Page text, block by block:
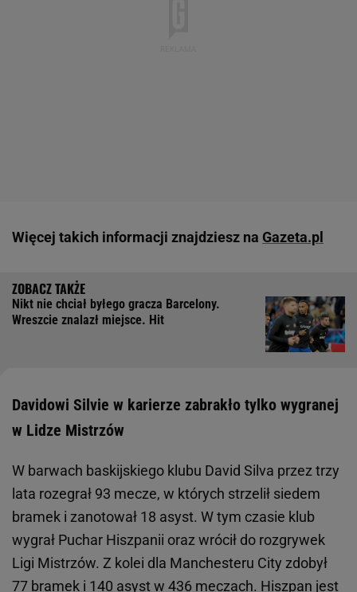
Więcej takich informacji znajdziesz na Gazeta.pl
Nikt nie chciał byłego gracza Barcelony.
Wreszcie znalazł miejsce. Hit
Davidowi Silvie w karierze zabrakło tylko wygranej
w Lidze Mistrzów
W barwach baskijskiego klubu David Silva przez trzy
lata rozegrał 93 mecze, w których strzelił siedem
bramek i zanotował 18 asyst. W tym czasie klub
wygrał Puchar Hiszpanii oraz wrócił do rozgrywek
Ligi Mistrzów. Z kolei dla Manchesteru City zdobył
77 bramek i 140 asyst w 436 meczach. Hiszpan jest